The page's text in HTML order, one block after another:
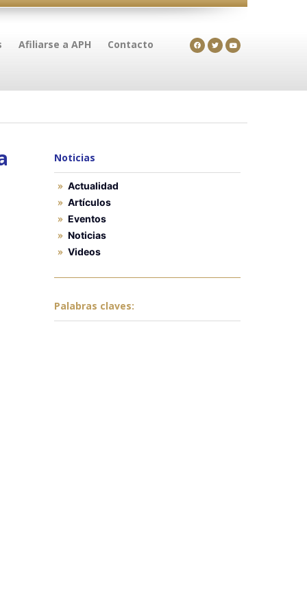
Afiliarse a APH Contacto
Noticias
Actualidad
Artículos
Eventos
Noticias
Videos
Palabras claves: